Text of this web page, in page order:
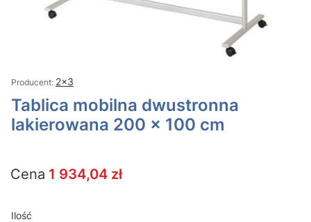
2x3
Tablica mobilna dwustronna
lakierowana 200 x 100 cm
Cena 1 934,04 zł
Ilość